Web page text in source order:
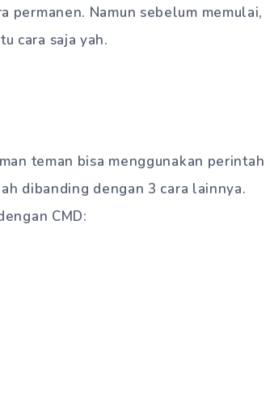
permanen. Namun sebelum memulai,
cara saja yah.
teman bisa menggunakan perintah
dibanding dengan 3 cara lainnya.
CMD: